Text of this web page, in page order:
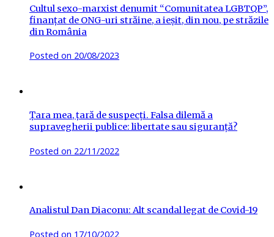
Cultul sexo-marxist denumit “Comunitatea LGBTQP”,
finanțat de ONG-uri străine, a ieșit, din nou, pe străzile
din România
Posted on 20/08/2023
Țara mea, țară de suspecți. Falsa dilemă a
supravegherii publice: libertate sau siguranță?
Posted on 22/11/2022
Analistul Dan Diaconu: Alt scandal legat de Covid-19
Posted on 17/10/2022